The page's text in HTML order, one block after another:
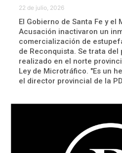
22 de julio, 2026
El Gobierno de Santa Fe y
Acusación inactivaron un
comercialización de
de Reconquista. Se trata del
realizado en el norte
Ley de Microtráfico. "Es un
el director provincial de la